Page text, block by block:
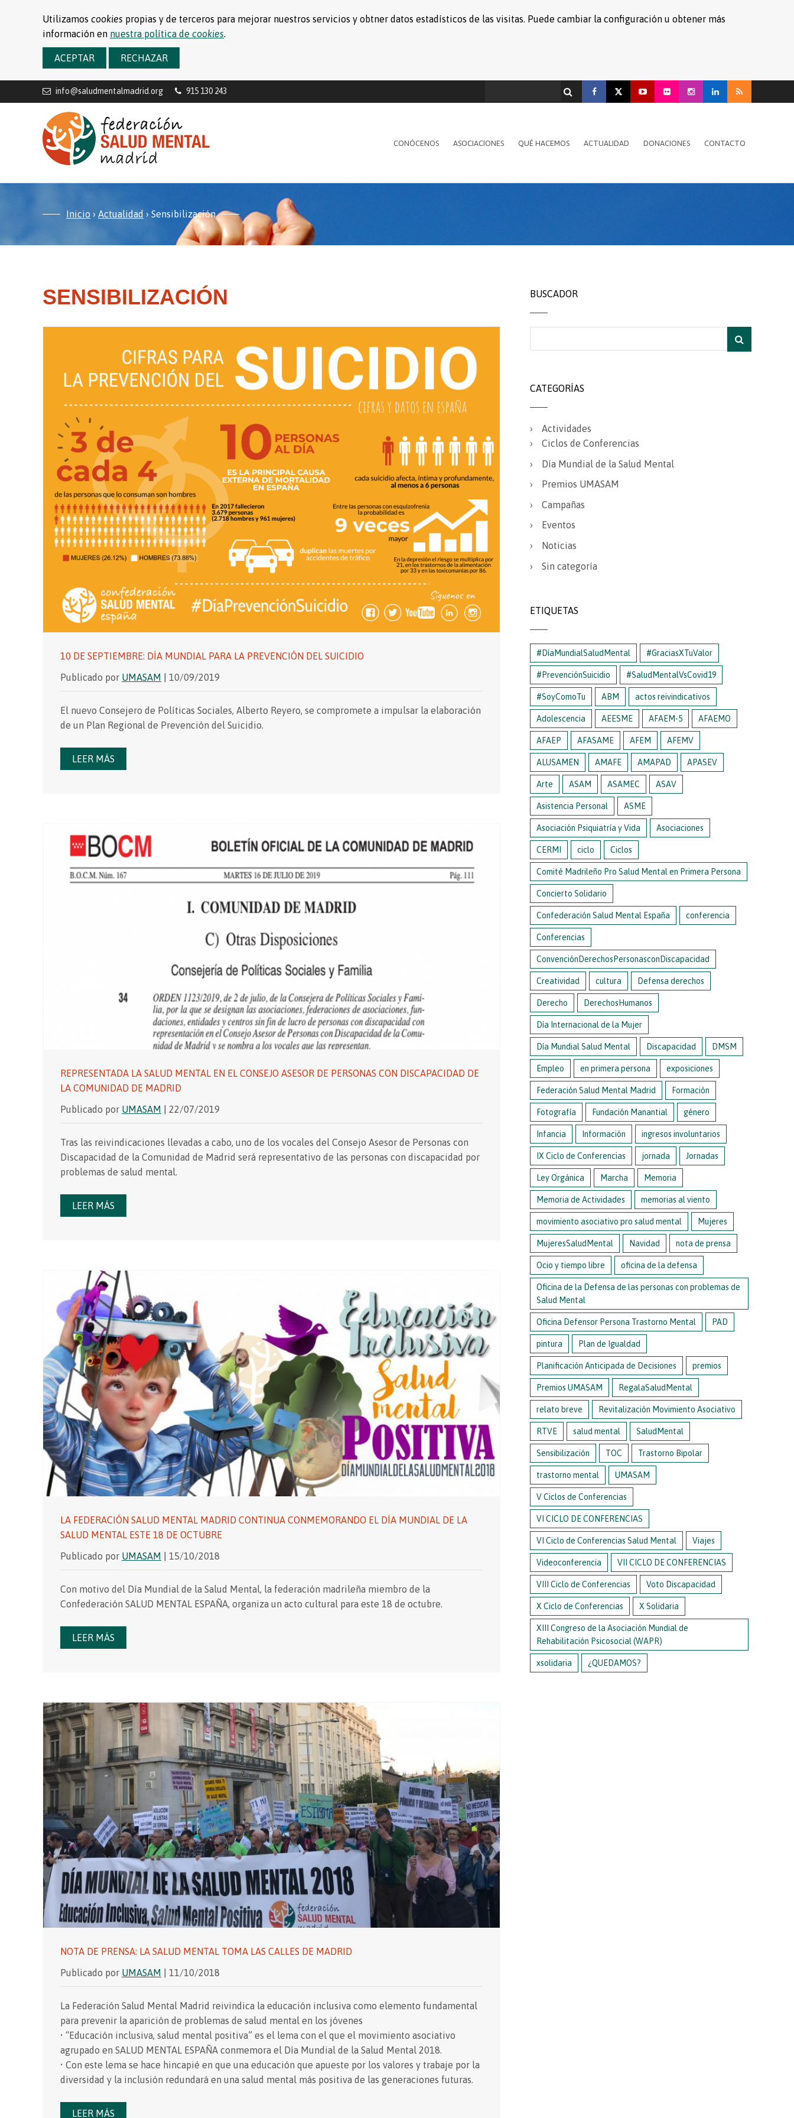
Utilizamos cookies propias y de terceros para mejorar nuestros servicios y obtner datos estadísticos de las visitas. Puede cambiar la configuración u obtener más
información en nuestra política de cookies.
ACEPTAR RECHAZAR
info@saludmentalmadrid.org 915 130 243
CONÓCENOS ASOCIACIONES QUÉ HACEMOS ACTUALIDAD DONACIONES CONTACTO
Inicio › Actualidad › Sensibilización
SENSIBILIZACIÓN
10 DE SEPTIEMBRE: DÍA MUNDIAL PARA LA PREVENCIÓN DEL SUICIDIO
Publicado por UMASAM | 10/09/2019
El nuevo Consejero de Políticas Sociales, Alberto Reyero, se compromete a impulsar la elaboración
de un Plan Regional de Prevención del Suicidio.
LEER MÁS
REPRESENTADA LA SALUD MENTAL EN EL CONSEJO ASESOR DE PERSONAS CON DISCAPACIDAD DE
LA COMUNIDAD DE MADRID
Publicado por UMASAM | 22/07/2019
Tras las reivindicaciones llevadas a cabo, uno de los vocales del Consejo Asesor de Personas con
Discapacidad de la Comunidad de Madrid será representativo de las personas con discapacidad por
problemas de salud mental.
LEER MÁS
LA FEDERACIÓN SALUD MENTAL MADRID CONTINUA CONMEMORANDO EL DÍA MUNDIAL DE LA
SALUD MENTAL ESTE 18 DE OCTUBRE
Publicado por UMASAM | 15/10/2018
Con motivo del Día Mundial de la Salud Mental, la federación madrileña miembro de la
Confederación SALUD MENTAL ESPAÑA, organiza un acto cultural para este 18 de octubre.
LEER MÁS
NOTA DE PRENSA: LA SALUD MENTAL TOMA LAS CALLES DE MADRID
Publicado por UMASAM | 11/10/2018
La Federación Salud Mental Madrid reivindica la educación inclusiva como elemento fundamental
para prevenir la aparición de problemas de salud mental en los jóvenes
• “Educación inclusiva, salud mental positiva” es el lema con el que el movimiento asociativo
agrupado en SALUD MENTAL ESPAÑA conmemora el Día Mundial de la Salud Mental 2018.
• Con este lema se hace hincapié en que una educación que apueste por los valores y trabaje por la
diversidad y la inclusión redundará en una salud mental más positiva de las generaciones futuras.
LEER MÁS
BUSCADOR
CATEGORÍAS
Actividades
Ciclos de Conferencias
Día Mundial de la Salud Mental
Premios UMASAM
Campañas
Eventos
Noticias
Sin categoría
ETIQUETAS
#DíaMundialSaludMental #GraciasXTuValor
#PrevenciónSuicidio #SaludMentalVsCovid19
#SoyComoTu ABM actos reivindicativos
Adolescencia AEESME AFAEM-5 AFAEMO
AFAEP AFASAME AFEM AFEMV
ALUSAMEN AMAFE AMAPAD APASEV
Arte ASAM ASAMEC ASAV
Asistencia Personal ASME
Asociación Psiquiatría y Vida Asociaciones
CERMI ciclo Ciclos
Comité Madrileño Pro Salud Mental en Primera Persona
Concierto Solidario
Confederación Salud Mental España conferencia
Conferencias
ConvenciónDerechosPersonasconDiscapacidad
Creatividad cultura Defensa derechos
Derecho DerechosHumanos
Día Internacional de la Mujer
Día Mundial Salud Mental Discapacidad DMSM
Empleo en primera persona exposiciones
Federación Salud Mental Madrid Formación
Fotografía Fundación Manantial género
Infancia Información ingresos involuntarios
IX Ciclo de Conferencias jornada Jornadas
Ley Orgánica Marcha Memoria
Memoria de Actividades memorias al viento
movimiento asociativo pro salud mental Mujeres
MujeresSaludMental Navidad nota de prensa
Ocio y tiempo libre oficina de la defensa
Oficina de la Defensa de las personas con problemas de
Salud Mental
Oficina Defensor Persona Trastorno Mental PAD
pintura Plan de Igualdad
Planificación Anticipada de Decisiones premios
Premios UMASAM RegalaSaludMental
relato breve Revitalización Movimiento Asociativo
RTVE salud mental SaludMental
Sensibilización TOC Trastorno Bipolar
trastorno mental UMASAM
V Ciclos de Conferencias
VI CICLO DE CONFERENCIAS
VI Ciclo de Conferencias Salud Mental Viajes
Videoconferencia VII CICLO DE CONFERENCIAS
VIII Ciclo de Conferencias Voto Discapacidad
X Ciclo de Conferencias X Solidaria
XIII Congreso de la Asociación Mundial de
Rehabilitación Psicosocial (WAPR)
xsolidaria ¿QUEDAMOS?